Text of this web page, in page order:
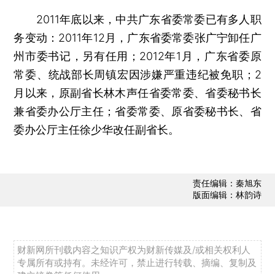
2011年底以来，中共广东省委常委已有多人职
务变动：2011年12月，广东省委常委张广宁卸任广
州市委书记，另有任用；2012年1月，广东省委原
常委、统战部长周镇宏因涉嫌严重违纪被免职；2
月以来，原副省长林木声任省委常委、省委秘书长
兼省委办公厅主任；省委常委、原省委秘书长、省
委办公厅主任徐少华改任副省长。
责任编辑：秦旭东
版面编辑：林韵诗
财新网所刊载内容之知识产权为财新传媒及/或相关权利人
专属所有或持有。未经许可，禁止进行转载、摘编、复制及